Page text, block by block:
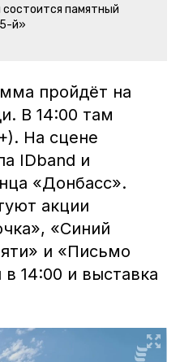
состоится памятный
й»
пройдёт на
В 14:00 там
На сцене
IDband и
«Донбасс».
акции
«Синий
и «Письмо
14:00 и выставка